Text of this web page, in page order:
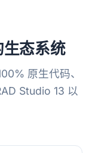
态系统
原生代码、
Studio 13 以